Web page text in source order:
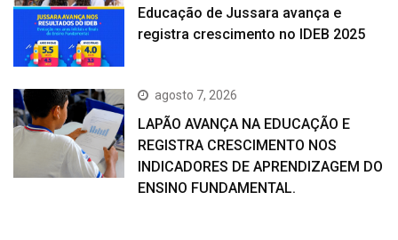
Educação de Jussara avança e
registra crescimento no IDEB 2025
agosto 7, 2026
LAPÃO AVANÇA NA EDUCAÇÃO E
REGISTRA CRESCIMENTO NOS
INDICADORES DE APRENDIZAGEM DO
ENSINO FUNDAMENTAL.